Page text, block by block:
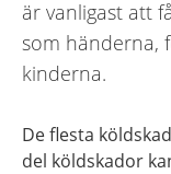
är vanligast att
som händerna,
kinderna.
De flesta
del köldskador